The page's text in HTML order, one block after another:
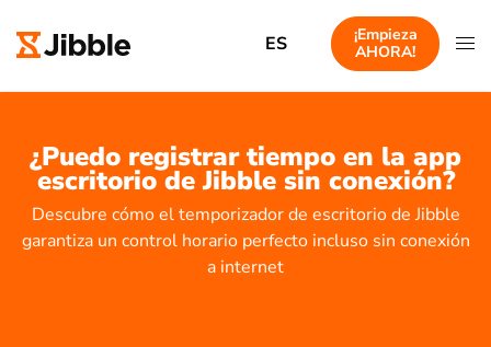
ES
¡Empieza
AHORA!
¿Puedo registrar tiempo en la app
escritorio de Jibble sin conexión?
Descubre cómo el temporizador de escritorio de Jibble
garantiza un control horario perfecto incluso sin conexión
a internet